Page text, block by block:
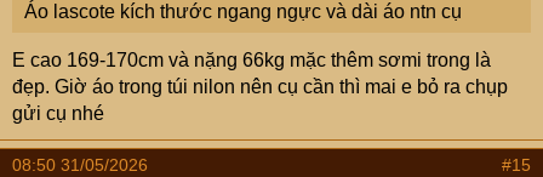
Áo lascote kích thước ngang ngực và dài áo ntn cụ
E cao 169-170cm và nặng 66kg mặc thêm sơmi trong là
đẹp. Giờ áo trong túi nilon nên cụ cần thì mai e bỏ ra chụp
gửi cụ nhé
08:50 31/05/2026 #15